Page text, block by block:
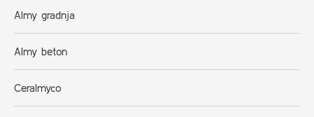
Almy gradnja
Almy beton
Ceralmyco